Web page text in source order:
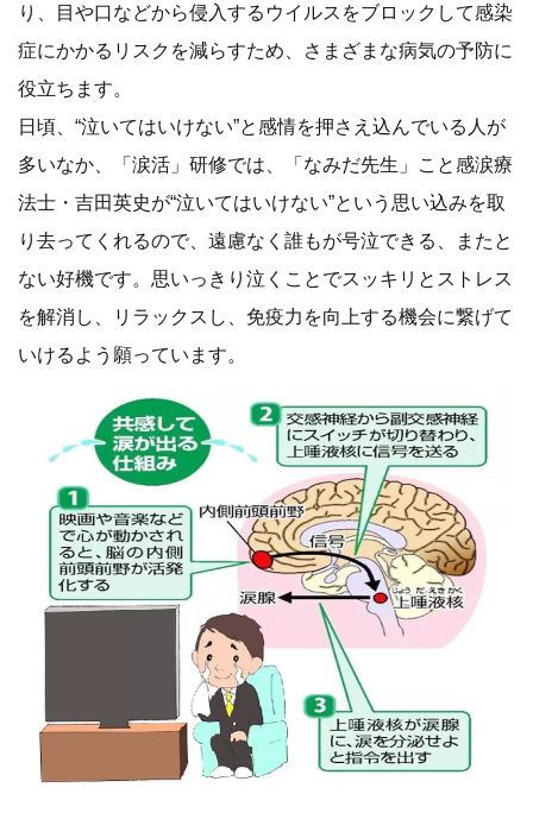
り、目や口などから侵入するウイルスをブロックして感染
症にかかるリスクを減らすため、さまざまな病気の予防に
役立ちます。
日頃、“泣いてはいけない”と感情を押さえ込んでいる人が
多いなか、「涙活」研修では、「なみだ先生」こと感涙療
法士・吉田英史が“泣いてはいけない”という思い込みを取
り去ってくれるので、遠慮なく誰もが号泣できる、またと
ない好機です。思いっきり泣くことでスッキリとストレス
を解消し、リラックスし、免疫力を向上する機会に繋げて
いけるよう願っています。